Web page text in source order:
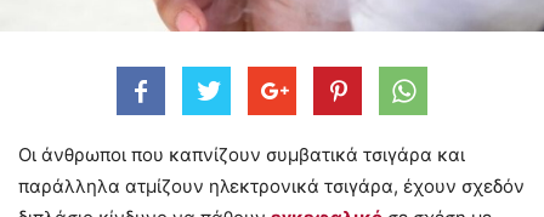
Οι άνθρωποι που καπνίζουν συμβατικά τσιγάρα και
παράλληλα ατμίζουν ηλεκτρονικά τσιγάρα, έχουν σχεδόν